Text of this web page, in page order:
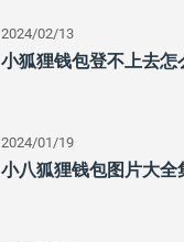
2024/02/13
小狐狸钱包登不上去怎
2024/01/19
小八狐狸钱包图片大全